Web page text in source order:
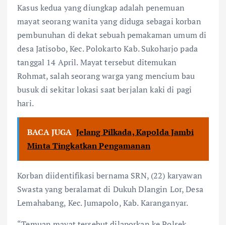
Kasus kedua yang diungkap adalah penemuan
mayat seorang wanita yang diduga sebagai korban
pembunuhan di dekat sebuah pemakaman umum di
desa Jatisobo, Kec. Polokarto Kab. Sukoharjo pada
tanggal 14 April. Mayat tersebut ditemukan
Rohmat, salah seorang warga yang mencium bau
busuk di sekitar lokasi saat berjalan kaki di pagi
hari.
BACA JUGA Jelang Pilkada, Kapolda Jambi
Minta Tingkatkan Pengamanan
Korban diidentifikasi bernama SRN, (22) karyawan
Swasta yang beralamat di Dukuh Dlangin Lor, Desa
Lemahabang, Kec. Jumapolo, Kab. Karanganyar.